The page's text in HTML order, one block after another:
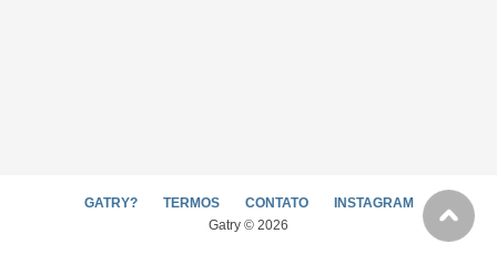
GATRY? TERMOS CONTATO
INSTAGRAM
Gatry © 2026